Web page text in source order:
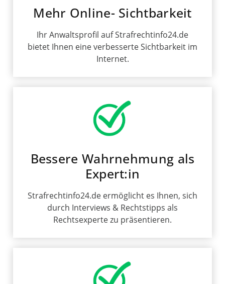
Mehr Online- Sichtbarkeit
Ihr Anwaltsprofil auf Strafrechtinfo24.de
bietet Ihnen eine verbesserte Sichtbarkeit im
Internet.
Bessere Wahrnehmung als
Expert:in
Strafrechtinfo24.de ermöglicht es Ihnen, sich
durch Interviews & Rechtstipps als
Rechtsexperte zu präsentieren.